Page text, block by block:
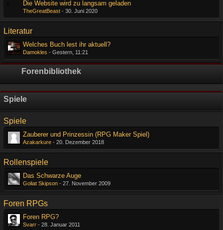
Die Website wird zu langsam geladen
TheGreatBeast - 30. Juni 2020
Literatur
Welches Buch lest ihr aktuell?
Damokles - Gestern, 11:21
Forenbibliothek
Spiele
Spiele
Zauberer und Prinzessin (RPG Maker Spiel)
Azakarkure - 20. Dezember 2018
Rollenspiele
Das Schwarze Auge
Goliat Skipson - 27. November 2009
Foren RPGs
Foren RPG?
Svarr - 28. Januar 2011